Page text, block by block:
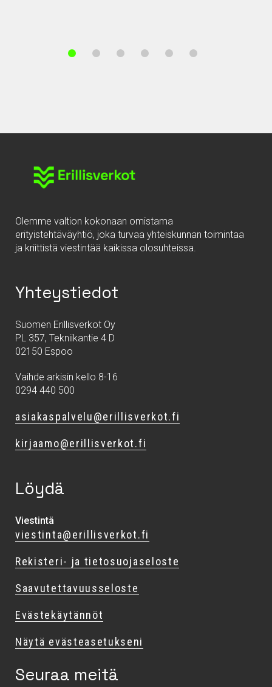
Olemme valtion kokonaan omistama
erityistehtäväyhtiö, joka turvaa yhteiskunnan toimintaa
ja kriittistä viestintää kaikissa olosuhteissa.
Yhteystiedot
Suomen Erillisverkot Oy
PL 357, Tekniikantie 4 D
02150 Espoo
Vaihde arkisin kello 8-16
0294 440 500
asiakaspalvelu@erillisverkot.fi
kirjaamo@erillisverkot.fi
Löydä
Viestintä
viestinta@erillisverkot.fi
Rekisteri- ja tietosuojaseloste
Saavutettavuusseloste
Evästekäytännöt
Näytä evästeasetukseni
Seuraa meitä